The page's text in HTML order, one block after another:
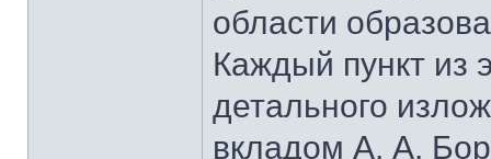
области
Каждый пункт из
детального
вкладом А. А.